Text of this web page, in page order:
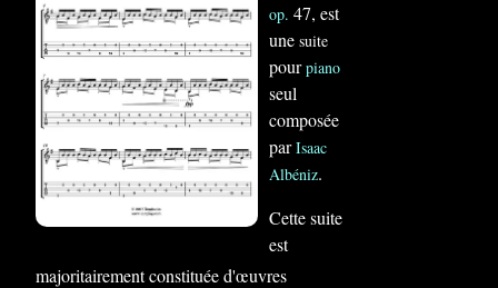
op. 47, est
une suite
pourpiano
seul
composée
parIsaac
Albéniz.
Cette suite
est
majoritairement constituée d'œuvres